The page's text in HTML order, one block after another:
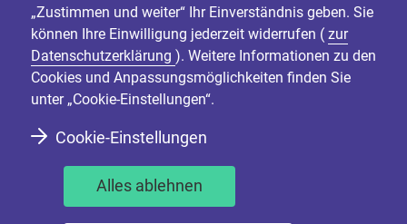
„Zustimmen und weiter“ Ihr Einverständnis geben. Sie
können Ihre Einwilligung jederzeit widerrufen ( zur
Datenschutzerklärung ). Weitere Informationen zu den
Cookies und Anpassungsmöglichkeiten finden Sie
unter „Cookie-Einstellungen“.
Cookie-Einstellungen
Alles ablehnen